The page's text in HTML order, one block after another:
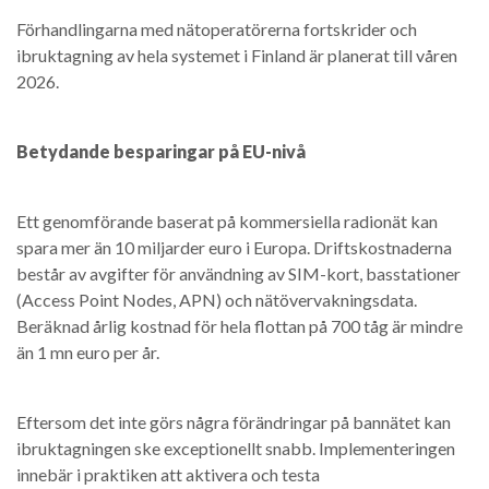
Förhandlingarna med nätoperatörerna fortskrider och
ibruktagning av hela systemet i Finland är planerat till våren
2026.
Betydande besparingar på EU-nivå
Ett genomförande baserat på kommersiella radionät kan
spara mer än 10 miljarder euro i Europa. Driftskostnaderna
består av avgifter för användning av SIM-kort, basstationer
(Access Point Nodes, APN) och nätövervakningsdata.
Beräknad årlig kostnad för hela flottan på 700 tåg är mindre
än 1 mn euro per år.
Eftersom det inte görs några förändringar på bannätet kan
ibruktagningen ske exceptionellt snabb. Implementeringen
innebär i praktiken att aktivera och testa